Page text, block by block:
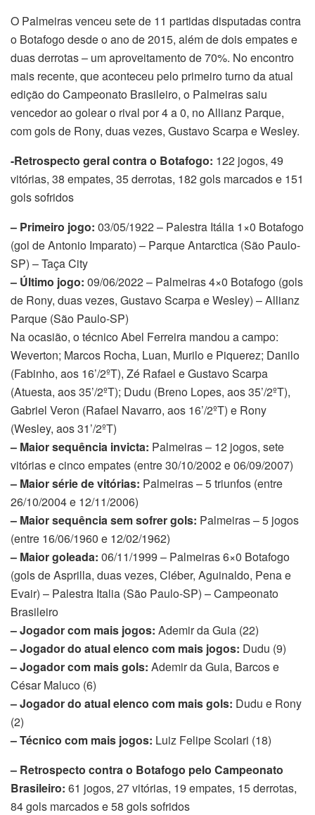
O Palmeiras venceu sete de 11 partidas disputadas contra
o Botafogo desde o ano de 2015, além de dois empates e
duas derrotas – um aproveitamento de 70%. No encontro
mais recente, que aconteceu pelo primeiro turno da atual
edição do Campeonato Brasileiro, o Palmeiras saiu
vencedor ao golear o rival por 4 a 0, no Allianz Parque,
com gols de Rony, duas vezes, Gustavo Scarpa e Wesley.
-Retrospecto geral contra o Botafogo: 122 jogos, 49
vitórias, 38 empates, 35 derrotas, 182 gols marcados e 151
gols sofridos
– Primeiro jogo: 03/05/1922 – Palestra Itália 1×0 Botafogo
(gol de Antonio Imparato) – Parque Antarctica (São Paulo-
SP) – Taça City
– Último jogo: 09/06/2022 – Palmeiras 4×0 Botafogo (gols
de Rony, duas vezes, Gustavo Scarpa e Wesley) – Allianz
Parque (São Paulo-SP)
Na ocasião, o técnico Abel Ferreira mandou a campo:
Weverton; Marcos Rocha, Luan, Murilo e Piquerez; Danilo
(Fabinho, aos 16’/2ºT), Zé Rafael e Gustavo Scarpa
(Atuesta, aos 35’/2ºT); Dudu (Breno Lopes, aos 35’/2ºT),
Gabriel Veron (Rafael Navarro, aos 16’/2ºT) e Rony
(Wesley, aos 31’/2ºT)
– Maior sequência invicta: Palmeiras – 12 jogos, sete
vitórias e cinco empates (entre 30/10/2002 e 06/09/2007)
– Maior série de vitórias: Palmeiras – 5 triunfos (entre
26/10/2004 e 12/11/2006)
– Maior sequência sem sofrer gols: Palmeiras – 5 jogos
(entre 16/06/1960 e 12/02/1962)
– Maior goleada: 06/11/1999 – Palmeiras 6×0 Botafogo
(gols de Asprilla, duas vezes, Cléber, Aguinaldo, Pena e
Evair) – Palestra Italia (São Paulo-SP) – Campeonato
Brasileiro
– Jogador com mais jogos: Ademir da Guia (22)
– Jogador do atual elenco com mais jogos: Dudu (9)
– Jogador com mais gols: Ademir da Guia, Barcos e
César Maluco (6)
– Jogador do atual elenco com mais gols: Dudu e Rony
(2)
– Técnico com mais jogos: Luiz Felipe Scolari (18)
– Retrospecto contra o Botafogo pelo Campeonato
Brasileiro: 61 jogos, 27 vitórias, 19 empates, 15 derrotas,
84 gols marcados e 58 gols sofridos